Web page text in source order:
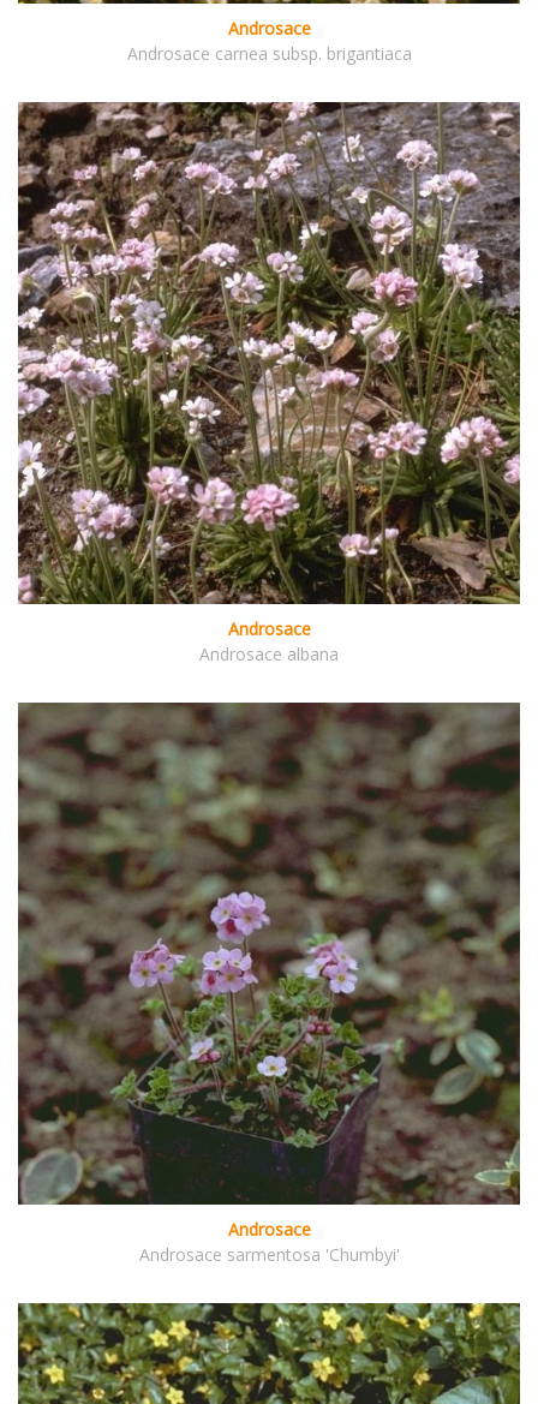
Androsace
Androsace carnea subsp. brigantiaca
Androsace
Androsace albana
Androsace
Androsace sarmentosa 'Chumbyi'